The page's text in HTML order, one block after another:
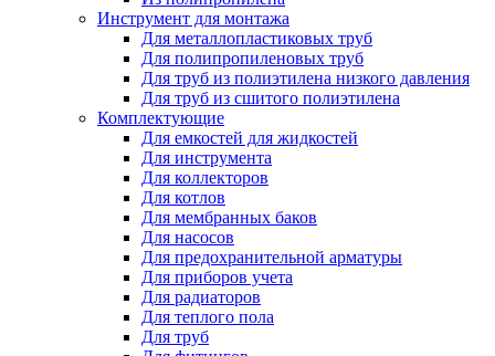
Инструмент для монтажа
Для металлопластиковых труб
Для полипропиленовых труб
Для труб из полиэтилена низкого давления
Для труб из сшитого полиэтилена
Комплектующие
Для емкостей для жидкостей
Для инструмента
Для коллекторов
Для котлов
Для мембранных баков
Для насосов
Для предохранительной арматуры
Для приборов учета
Для радиаторов
Для теплого пола
Для труб